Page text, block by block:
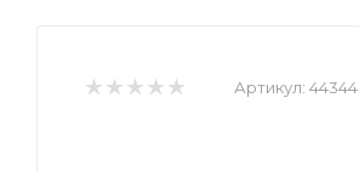
Артикул: 44344